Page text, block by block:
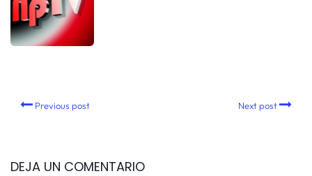
Previous post Next post
DEJA UN COMENTARIO